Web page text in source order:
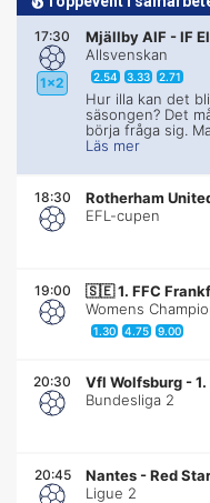
17:30
1x2
Mjällby AIF -IF
Allsvenskan
2.54 3.33 2.71
Hur illa kan det
säsongen? Det
börja fråga sig.
Läs mer
18:30 Rotherham
EFL-cupen
19:00 🇸🇪1. FFC
Womens
1.30 4.75 9.00
20:30 Vfl Wolfsburg -
Bundesliga 2
20:45 Nantes -Red
Ligue 2